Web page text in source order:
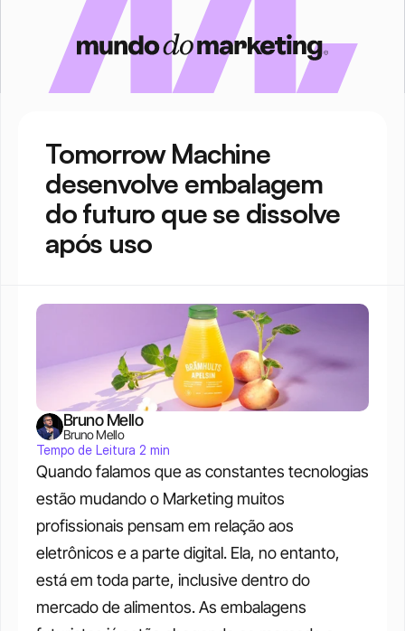
Tomorrow Machine
desenvolve embalagem
do futuro que se dissolve
após uso
Quando falamos que as constantes tecnologias
estão mudando o Marketing muitos
profissionais pensam em relação aos
eletrônicos e a parte digital. Ela, no entanto,
está em toda parte, inclusive dentro do
mercado de alimentos. As embalagens
Bruno Mello
Bruno Mello
Tempo de Leitura 2 min